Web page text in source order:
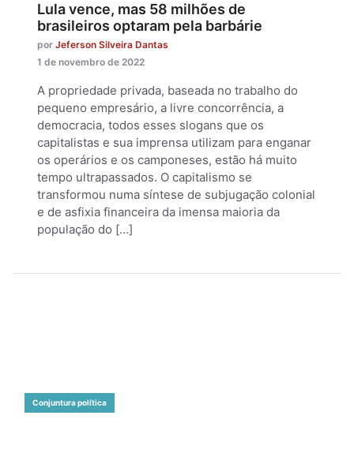
Lula vence, mas 58 milhões de
brasileiros optaram pela barbárie
por Jeferson Silveira Dantas
1 de novembro de 2022
A propriedade privada, baseada no trabalho do
pequeno empresário, a livre concorrência, a
democracia, todos esses slogans que os
capitalistas e sua imprensa utilizam para enganar
os operários e os camponeses, estão há muito
tempo ultrapassados. O capitalismo se
transformou numa síntese de subjugação colonial
e de asfixia financeira da imensa maioria da
população do […]
Conjuntura política